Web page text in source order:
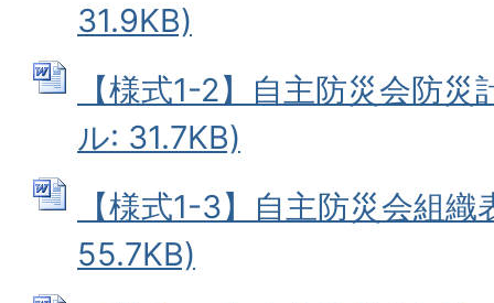
31.9KB)
【様式1-2】自主防災会防
ル: 31.7KB)
【様式1-3】自主防災会組
55.7KB)